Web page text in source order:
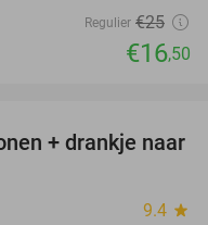
Regulier €25
€16,50
35%
+ drankje naar
9.4 star